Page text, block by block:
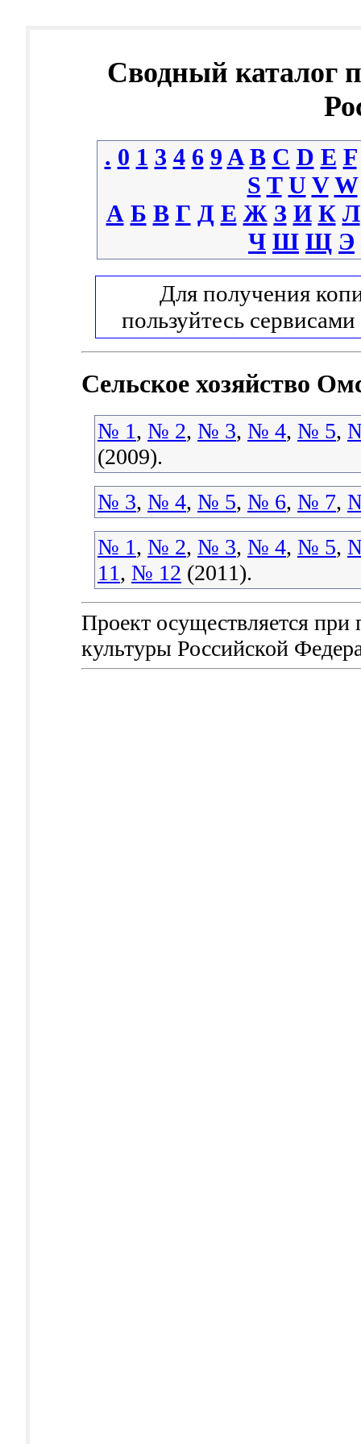
Сводный каталог
. 0 1 3 4 6 9 A B C D E F
S T U V W
А Б В Г Д Е Ж З И К Л
Ч Ш Щ Э
Для получения
пользуйтесь сервисами
Сельское хозяйство
№ 1, № 2, № 3, № 4, № 5,
(2009).
№ 3, № 4, № 5, № 6, № 7,
№ 1, № 2, № 3, № 4, № 5,
11, № 12 (2011).
Проект осуществляется
культуры Российской